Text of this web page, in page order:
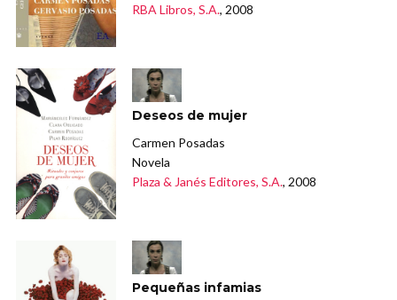
RBA Libros, S.A., 2008
Deseos de mujer
Carmen Posadas
Novela
Plaza & Janés Editores, S.A., 2008
Pequeñas infamias